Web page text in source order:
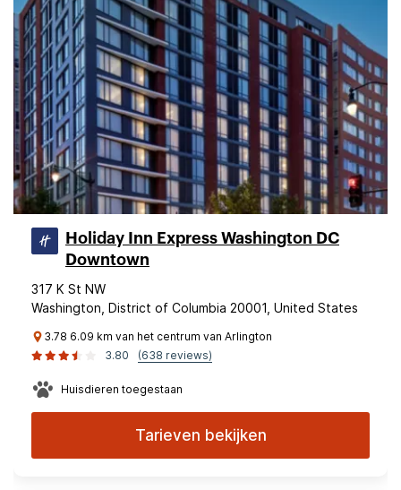
Holiday Inn Express Washington DC
Downtown
317 K St NW
Washington, District of Columbia 20001, United States
3.78 6.09 km van het centrum van Arlington
3.80
(638 reviews)
Huisdieren toegestaan
Tarieven bekijken